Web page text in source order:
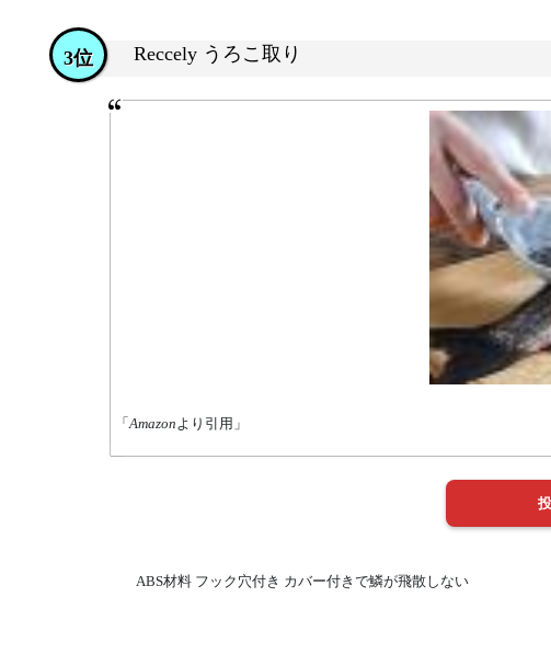
Reccely うろこ取り
3位
「Amazonより引用」
ABS材料 フック穴付き カバー付きで鱗が飛散しない